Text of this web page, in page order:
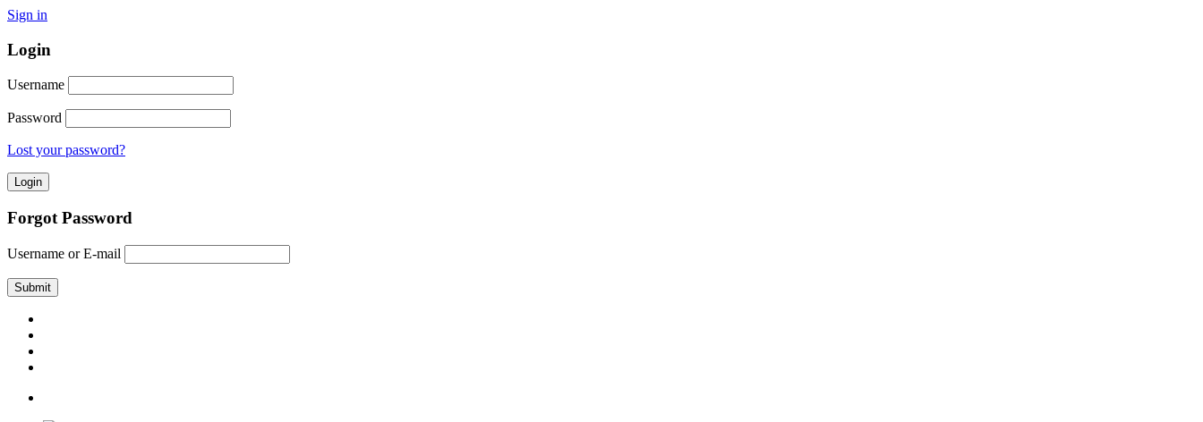
Sign in
Login
Username
Password
Lost your password?
Forgot Password
Username or E-mail